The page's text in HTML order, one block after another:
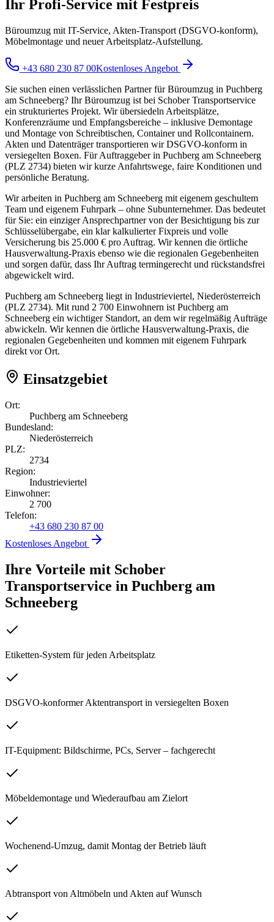
Ihr Profi-Service mit Festpreis
Büroumzug mit IT-Service, Akten-Transport (DSGVO-konform),
Möbelmontage und neuer Arbeitsplatz-Aufstellung.
+43 680 230 87 00Kostenloses Angebot
Sie suchen einen verlässlichen Partner für Büroumzug in Puchberg
am Schneeberg? Ihr Büroumzug ist bei Schober Transportservice
ein strukturiertes Projekt. Wir übersiedeln Arbeitsplätze,
Konferenzräume und Empfangsbereiche – inklusive Demontage
und Montage von Schreibtischen, Container und Rollcontainern.
Akten und Datenträger transportieren wir DSGVO-konform in
versiegelten Boxen. Für Auftraggeber in Puchberg am Schneeberg
(PLZ 2734) bieten wir kurze Anfahrtswege, faire Konditionen und
persönliche Beratung.
Wir arbeiten in Puchberg am Schneeberg mit eigenem geschultem
Team und eigenem Fuhrpark – ohne Subunternehmer. Das bedeutet
für Sie: ein einziger Ansprechpartner von der Besichtigung bis zur
Schlüsselübergabe, ein klar kalkulierter Fixpreis und volle
Versicherung bis 25.000 € pro Auftrag. Wir kennen die örtliche
Hausverwaltung-Praxis ebenso wie die regionalen Gegebenheiten
und sorgen dafür, dass Ihr Auftrag termingerecht und rückstandsfrei
abgewickelt wird.
Puchberg am Schneeberg liegt in Industrieviertel, Niederösterreich
(PLZ 2734). Mit rund 2 700 Einwohnern ist Puchberg am
Schneeberg ein wichtiger Standort, an dem wir regelmäßig Aufträge
abwickeln. Wir kennen die örtliche Hausverwaltung-Praxis, die
regionalen Gegebenheiten und kommen mit eigenem Fuhrpark
direkt vor Ort.
Einsatzgebiet
Ort:
Puchberg am Schneeberg
Bundesland:
Niederösterreich
PLZ:
2734
Region:
Industrieviertel
Einwohner:
2 700
Telefon:
+43 680 230 87 00
Kostenloses Angebot
Ihre Vorteile mit Schober
Transportservice in Puchberg am
Schneeberg
Etiketten-System für jeden Arbeitsplatz
DSGVO-konformer Aktentransport in versiegelten Boxen
IT-Equipment: Bildschirme, PCs, Server – fachgerecht
Möbeldemontage und Wiederaufbau am Zielort
Wochenend-Umzug, damit Montag der Betrieb läuft
Abtransport von Altmöbeln und Akten auf Wunsch